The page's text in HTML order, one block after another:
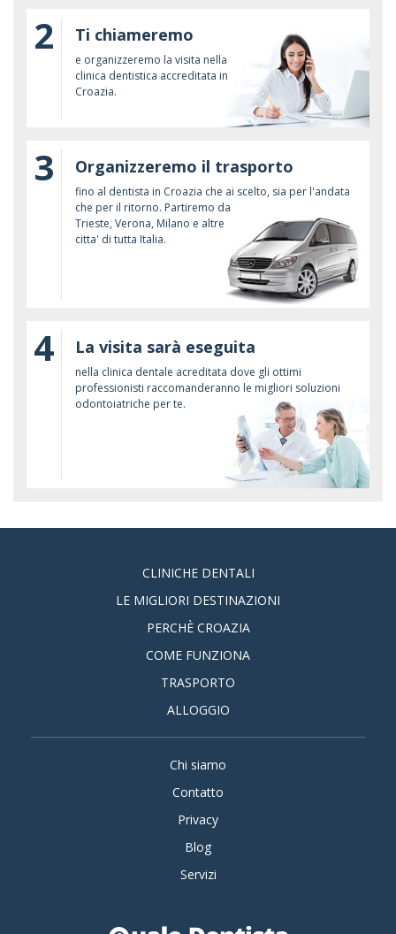
2 Ti chiameremo
e organizzeremo la visita nella
clinica dentistica accreditata in
Croazia.
3 Organizzeremo il trasporto
fino al dentista in Croazia che ai scelto, sia per l'andata
che per il ritorno. Partiremo da
Trieste, Verona, Milano e altre
citta' di tutta Italia.
4 La visita sarà eseguita
nella clinica dentale acreditata dove gli ottimi
professionisti raccomanderanno le migliori soluzioni
odontoiatriche per te.
CLINICHE DENTALI
LE MIGLIORI DESTINAZIONI
PERCHÈ CROAZIA
COME FUNZIONA
TRASPORTO
ALLOGGIO
Chi siamo
Contatto
Privacy
Blog
Servizi